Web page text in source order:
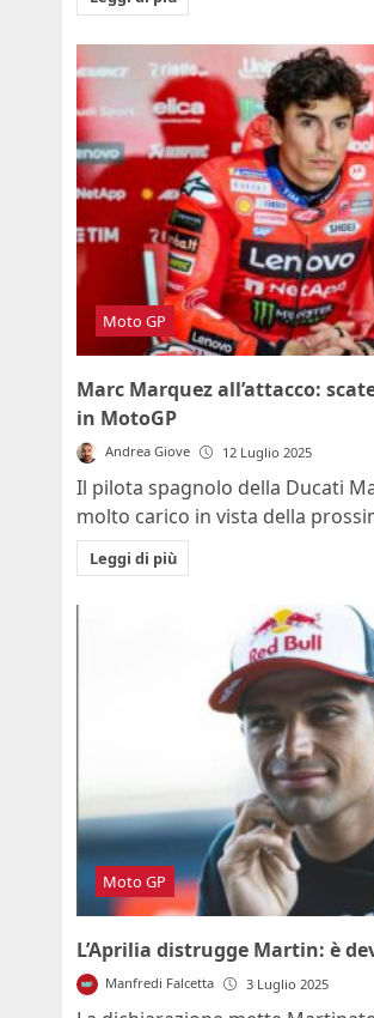
Moto GP
Marc Marquez all’attacco:
in MotoGP
Andrea Giove 12 Luglio 2025
Il pilota spagnolo della Ducati
molto carico in vista della
Leggi di più
Moto GP
L’Aprilia distrugge Martin: è
Manfredi Falcetta 3 Luglio 2025